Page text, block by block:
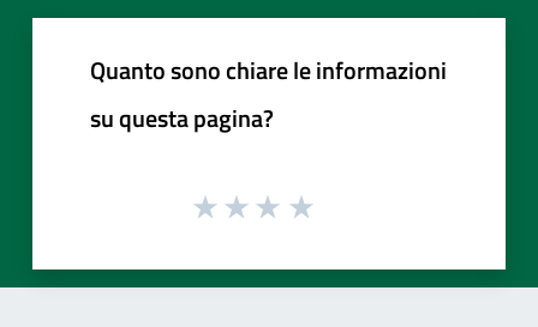
Quanto sono chiare le informazioni
su questa pagina?